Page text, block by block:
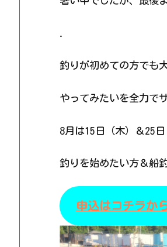
.
釣りが初めての方でも
やってみたいを全力で
8月は15日（木）＆25
釣りを始めたい方＆船
申込はコチラか